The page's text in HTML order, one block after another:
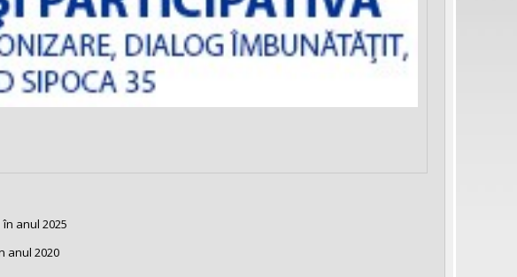
în anul 2025
anul 2020